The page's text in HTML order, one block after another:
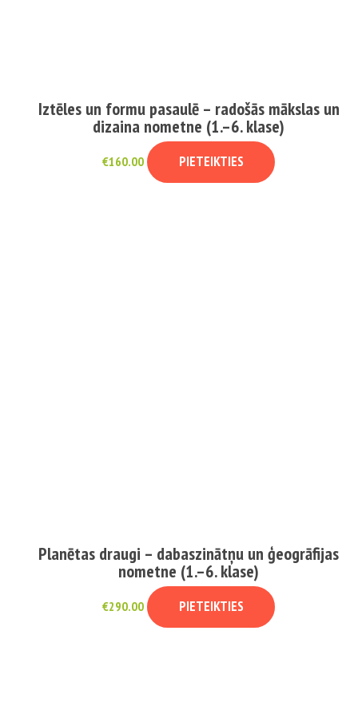
Iztēles un formu pasaulē – radošās mākslas un
dizaina nometne (1.–6. klase)
€160.00 PIETEIKTIES
Planētas draugi – dabaszinātņu un ģeogrāfijas
nometne (1.–6. klase)
€290.00 PIETEIKTIES